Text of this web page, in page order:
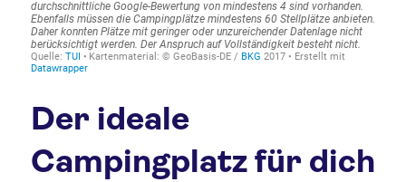
Der ideale
Campingplatz für dich